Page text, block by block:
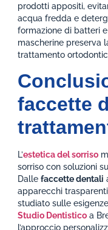
prodotti appositi,
acqua fredda e
formazione di batteri
mascherine preserva
trattamento
faccette
L’estetica del sorriso
sorriso con soluzioni
Dallefaccette dentali
apparecchi
studiato sulle
Studio Dentistico a
l’approccio